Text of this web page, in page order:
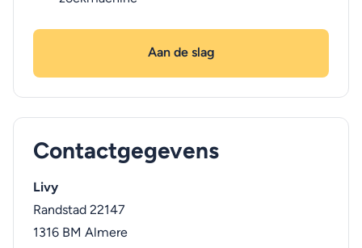
Aan de slag
Contactgegevens
Livy
Randstad 22147
1316 BM Almere